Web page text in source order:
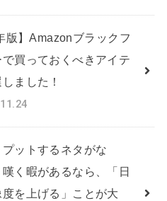
版】Amazonブラックフ
買っておくべきアイテ
ました！
プットするネタがな
く暇があるなら、「日
を上げる」ことが大